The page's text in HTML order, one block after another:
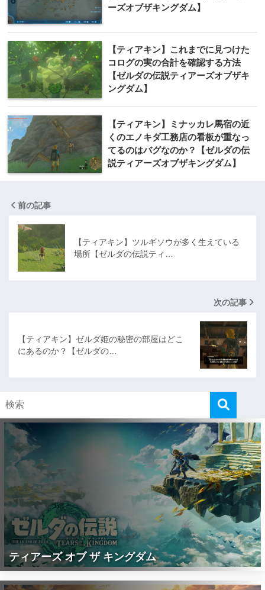
ーズオブザキングダム】
【ティアキン】これまでに見つけた
コログの実の合計を確認する方法
【ゼルダの伝説ティアーズオブザキ
ングダム】
【ティアキン】ミナッカレ馬宿の近
くのエノキダ工務店の看板が重なっ
てるのはバグなのか？【ゼルダの伝
説ティアーズオブザキングダム】
前の記事
【ティアキン】ツルギソウが多く生えている
場所【ゼルダの伝説ティ…
次の記事
【ティアキン】ゼルダ姫の秘密の部屋はどこ
にあるのか？【ゼルダの…
ティアーズ オブ ザ キングダム